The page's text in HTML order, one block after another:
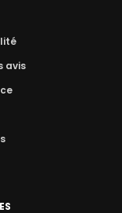
avis